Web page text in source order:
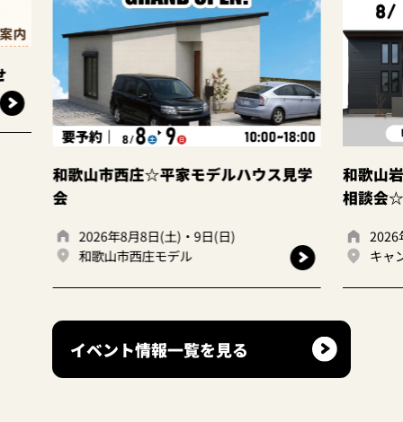
デルハウス見学
和歌山岩出店 ☆建て替えor住み
2026年8月8日(土)・9日(日)
キャンディハウス岩出店
イベント情報一覧を見る